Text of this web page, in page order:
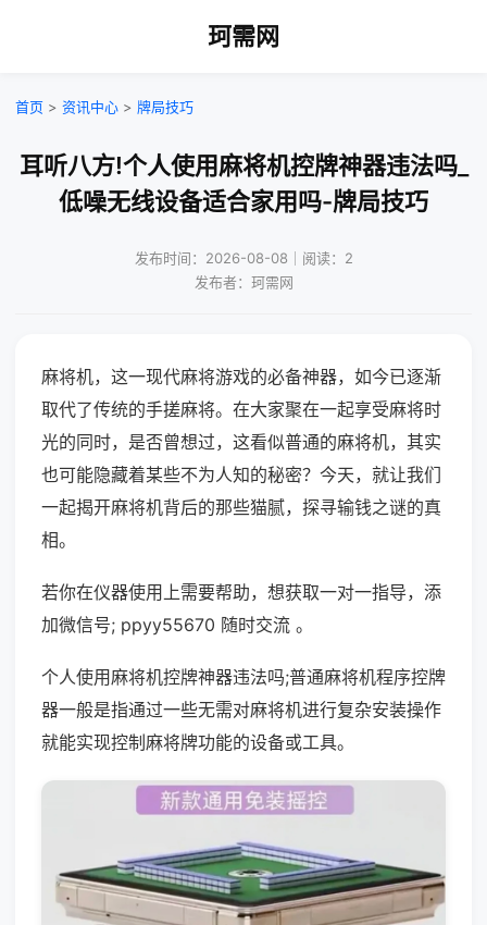
珂需网
首页 > 资讯中心 > 牌局技巧
耳听八方!个人使用麻将机控牌神器违法吗_
低噪无线设备适合家用吗-牌局技巧
发布时间：2026-08-08｜阅读：2
发布者：珂需网
麻将机，这一现代麻将游戏的必备神器，如今已逐渐
取代了传统的手搓麻将。在大家聚在一起享受麻将时
光的同时，是否曾想过，这看似普通的麻将机，其实
也可能隐藏着某些不为人知的秘密？今天，就让我们
一起揭开麻将机背后的那些猫腻，探寻输钱之谜的真
相。
若你在仪器使用上需要帮助，想获取一对一指导，添
加微信号; ppyy55670 随时交流 。
个人使用麻将机控牌神器违法吗;普通麻将机程序控牌
器一般是指通过一些无需对麻将机进行复杂安装操作
就能实现控制麻将牌功能的设备或工具。